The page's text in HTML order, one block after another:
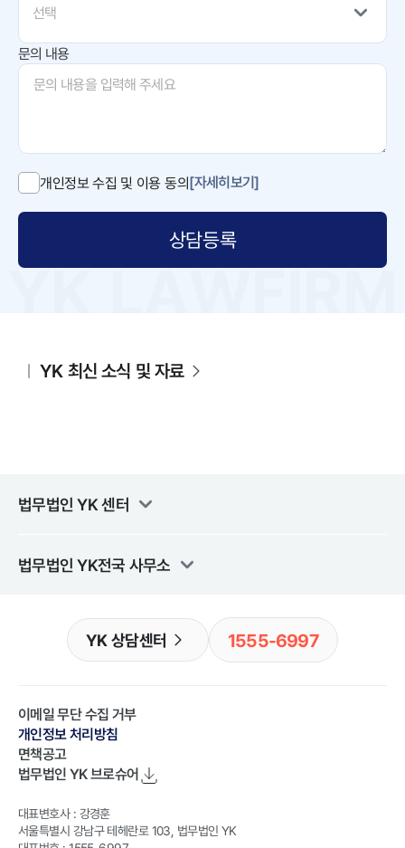
선택
문의 내용
개인정보 수집 및 이용 동의[자세히보기]
상담등록
YK 최신 소식 및 자료
법무법인 YK센터
법무법인 YK전국 사무소
YK 상담센터 1555-6997
이메일 무단 수집 거부
개인정보 처리방침
면책공고
법무법인 YK브로슈어
대표변호사 : 강경훈
서울특별시 강남구 테헤란로 103, 법무법인 YK